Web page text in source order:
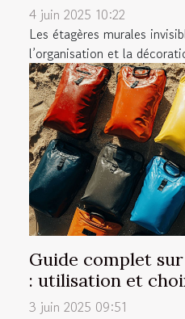
4 juin 2025 10:22
Les étagères murales
l’organisation et la
Guide complet
: utilisation et
3 juin 2025 09:51